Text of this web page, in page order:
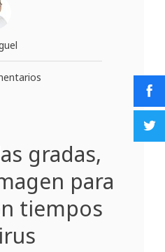
gradas,
para
tiempos